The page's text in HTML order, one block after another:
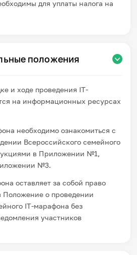
для уплаты налога на
положения
и ходе проведения IT-
на информационных ресурсах
необходимо ознакомиться с
Всероссийского семейного
в Приложении №1,
№3.
оставляет за собой право
Положение о проведении
IT-марафона без
участников